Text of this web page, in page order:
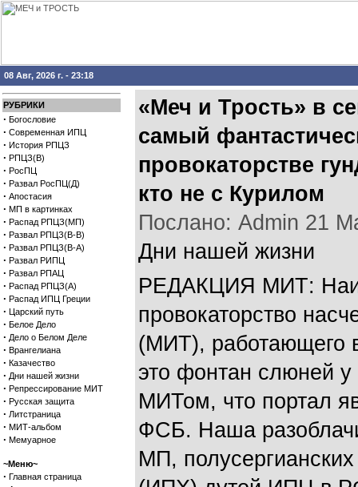
08 Авг, 2026 г. - 23:18
РУБРИКИ
· Богословие
· Современная ИПЦ
· История РПЦЗ
· РПЦЗ(В)
· РосПЦ
· Развал РосПЦ(Д)
· Апостасия
· МП в картинках
· Распад РПЦЗ(МП)
· Развал РПЦЗ(В-В)
· Развал РПЦЗ(В-А)
· Развал РИПЦ
· Развал РПАЦ
· Распад РПЦЗ(А)
· Распад ИПЦ Греции
· Царский путь
· Белое Дело
· Дело о Белом Деле
· Врангелиана
· Казачество
· Дни нашей жизни
· Репрессирование МИТ
· Русская защита
· Литстраница
· МИТ-альбом
· Мемуарное
~Меню~
· Главная страница
«Меч и Трость» в
самый
провокаторстве
кто не с Курилом
Послано: Admin 21
Дни нашей жизни
РЕДАКЦИЯ МИТ:
провокаторство
(МИТ), работающего
это фонтан слюней
МИТом, что портал
ФСБ. Наша
МП,